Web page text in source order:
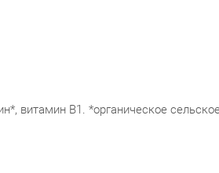
витамин В1. *органическое